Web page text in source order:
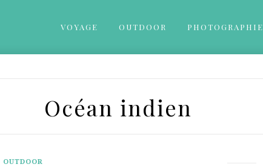
VOYAGE OUTDOOR PHOTOGRAPHIE
Océan indien
OUTDOOR